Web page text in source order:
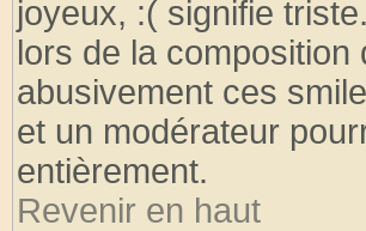
joyeux, :( signifie
lors de la
abusivement ces
et un modérateur
entièrement.
Revenir en haut